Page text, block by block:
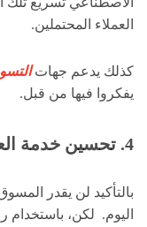
العملاء المحتملين.
كذلك يدعم جهات
يفكروا فيها من قبل.
4. تحسين خدمة العملاء
بالتأكيد لن يقدر
اليوم. لكن، باستخدام